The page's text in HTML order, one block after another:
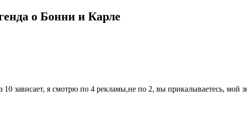
о Бонни и Карле
зависает, я смотрю по 4 рекламы,не по 2, вы прикалываетесь, мой